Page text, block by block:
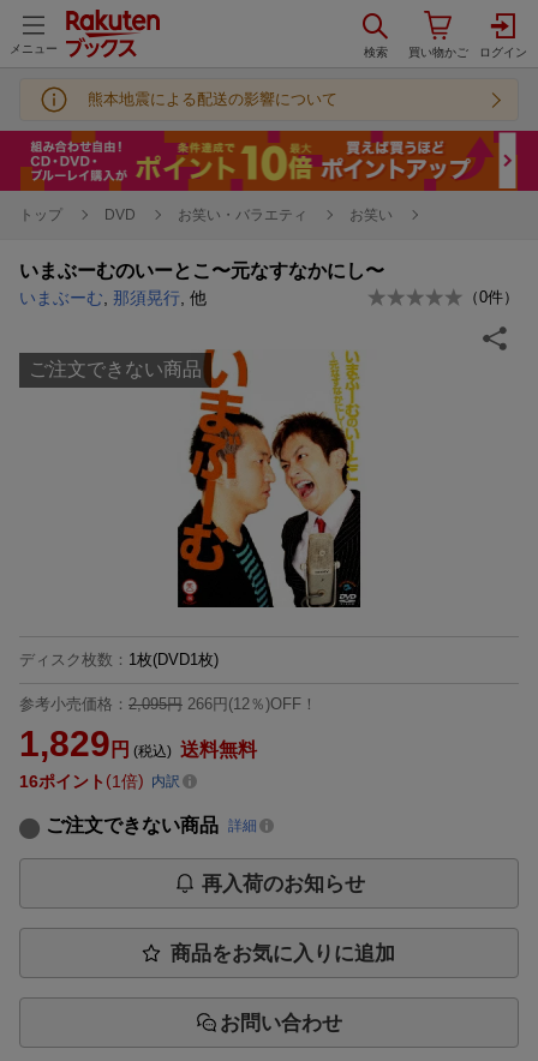
メニュー
熊本地震による配送の影響について
トップ DVD お笑い・バラエティ お笑い
いまぶーむのいーとこ〜元なすなかにし〜
いまぶーむ 那須晃行 , 他 （0件）
ご注文できない商品
ディスク枚数 ： 1枚(DVD1枚)
参考小売価格： 2,095円 266円(12％)OFF！
1,829 円 (税込) 送料無料
16ポイント 1倍 内訳
ご注文できない商品 詳細
再入荷のお知らせ
商品をお気に入りに追加
お問い合わせ